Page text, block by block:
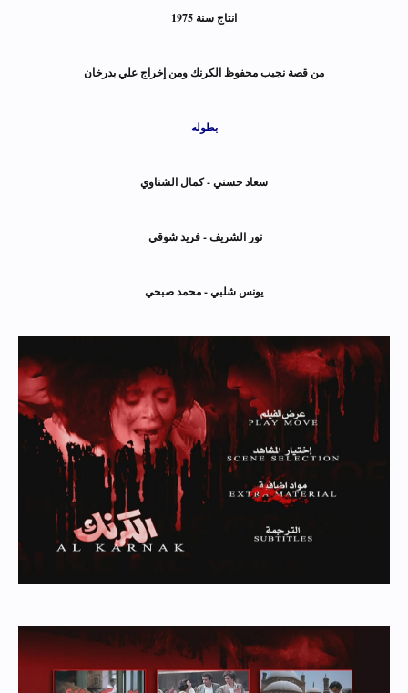
انتاج سنة 1975
من قصة نجيب محفوظ الكرنك ومن إخراج علي بدرخان
بطوله
سعاد حسني - كمال الشناوي
نور الشريف - فريد شوقي
يونس شلبي - محمد صبحي